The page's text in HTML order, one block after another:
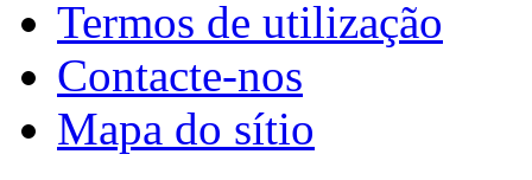
Termos de utilização
Contacte-nos
Mapa do sítio